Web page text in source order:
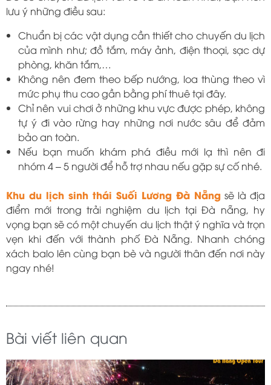
lưu ý những điều sau:
Chuẩn bị các vật dụng cần thiết cho chuyến du lịch
của mình như; đồ tắm, máy ảnh, điện thoại, sạc dự
phòng, khăn tắm,…
Không nên đem theo bếp nướng, loa thùng theo vì
mức phụ thu cao gần bằng phí thuê tại đây.
Chỉ nên vui chơi ở những khu vực được phép, không
tự ý đi vào rừng hay những nơi nước sâu để đảm
bảo an toàn.
Nếu bạn muốn khám phá điều mới lạ thì nên đi
nhóm 4 – 5 người để hỗ trợ nhau nếu gặp sự cố nhé.
Khu du lịch sinh thái Suối Lương Đà Nẵng sẽ là địa
điểm mới trong trải nghiệm du lịch tại Đà nẵng, hy
vọng bạn sẽ có một chuyến du lịch thật ý nghĩa và trọn
vẹn khi đến với thành phố Đà Nẵng. Nhanh chóng
xách balo lên cùng bạn bè và người thân đến nơi này
ngay nhé!
Bài viết liên quan